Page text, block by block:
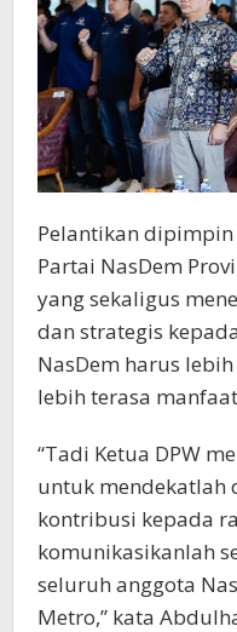
Pelantikan dipimpin
Partai NasDem
yang sekaligus
dan strategis
NasDem harus
lebih terasa
“Tadi Ketua DPW
untuk mendekatlah
kontribusi kepada
komunikasikanlah
seluruh anggota
Metro,” kata